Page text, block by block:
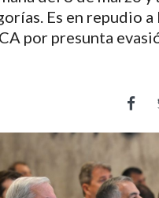
Es en repudio a
por presunta